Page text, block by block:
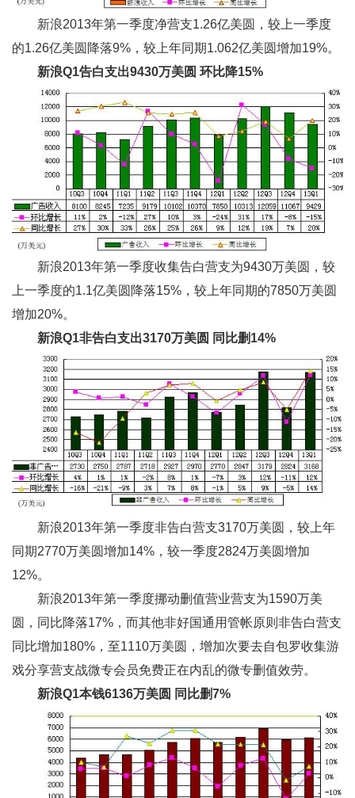
新浪2013年第一季度净营支1.26亿美圆，较上一季度
的1.26亿美圆降落9%，较上年同期1.062亿美圆增加19%。
新浪Q1告白支出9430万美圆 环比降15%
新浪2013年第一季度收集告白营支为9430万美圆，较
上一季度的1.1亿美圆降落15%，较上年同期的7850万美圆
增加20%。
新浪Q1非告白支出3170万美圆 同比删14%
新浪2013年第一季度非告白营支3170万美圆，较上年
同期2770万美圆增加14%，较一季度2824万美圆增加
12%。
新浪2013年第一季度挪动删值营业营支为1590万美
圆，同比降落17%，而其他非好国通用管帐原则非告白营支
同比增加180%，至1110万美圆，增加次要去自包罗收集游
戏分享营支战微专会员免费正在内乱的微专删值效劳。
新浪Q1本钱6136万美圆 同比删7%